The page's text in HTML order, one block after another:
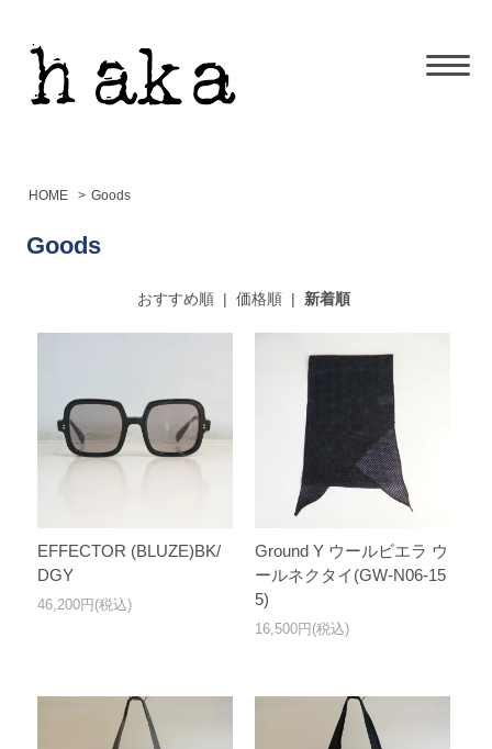
HOME > Goods
Goods
おすすめ順| 価格順| 新着順
EFFECTOR (BLUZE)BK/
DGY
46,200円(税込)
Ground Y ウールビエラ ウ
ールネクタイ(GW-N06-15
5)
16,500円(税込)